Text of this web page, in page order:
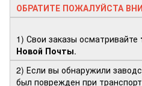
ОБРАТИТЕ ПОЖАЛУЙСТА
1) Свои заказы осматривайте
Новой Почты.
2) Если вы обнаружили
был поврежден при